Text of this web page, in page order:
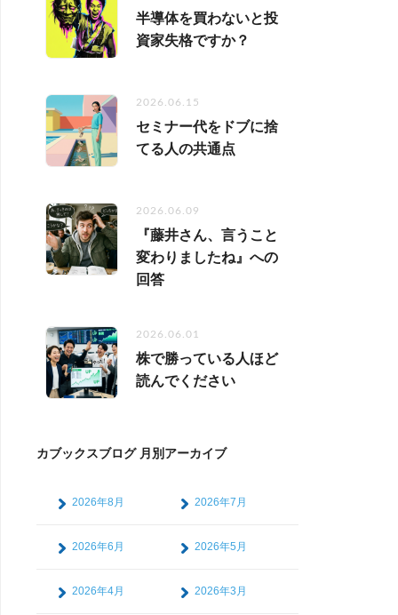
半導体を買わないと投
資家失格ですか？
2026.06.15
セミナー代をドブに捨
てる人の共通点
2026.06.09
『藤井さん、言うこと
変わりましたね』への
回答
2026.06.01
株で勝っている人ほど
読んでください
カブックスブログ 月別アーカイブ
2026年8月 2026年7月
2026年6月 2026年5月
2026年4月 2026年3月